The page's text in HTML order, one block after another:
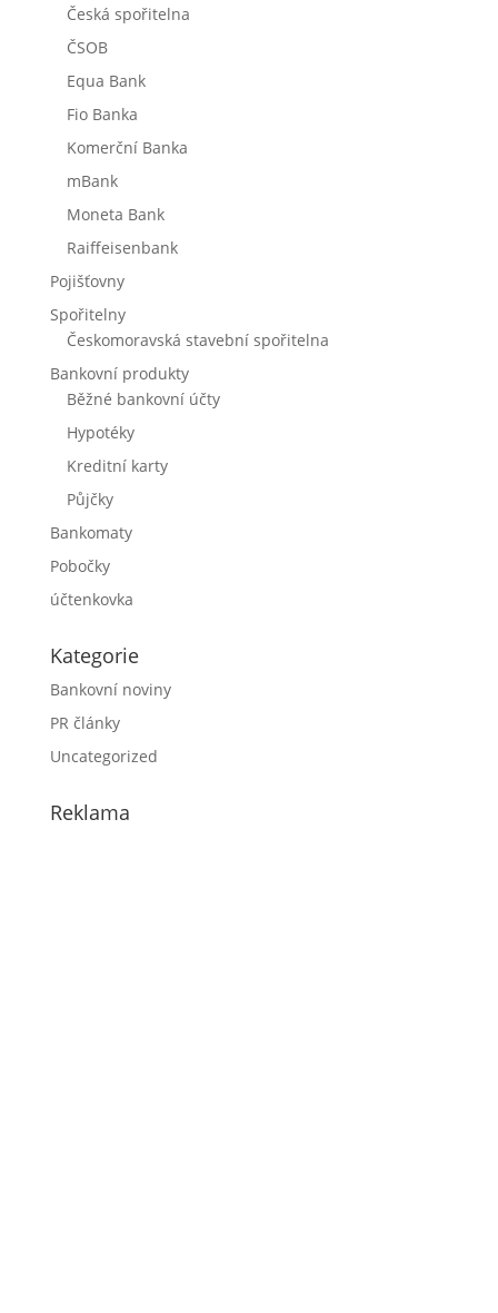
Česká spořitelna
ČSOB
Equa Bank
Fio Banka
Komerční Banka
mBank
Moneta Bank
Raiffeisenbank
Pojišťovny
Spořitelny
Českomoravská stavební spořitelna
Bankovní produkty
Běžné bankovní účty
Hypotéky
Kreditní karty
Půjčky
Bankomaty
Pobočky
účtenkovka
Kategorie
Bankovní noviny
PR články
Uncategorized
Reklama